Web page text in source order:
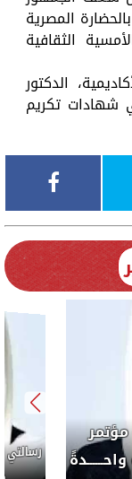
المصرية
الثقافية
الدكتور
شهادات تكريم